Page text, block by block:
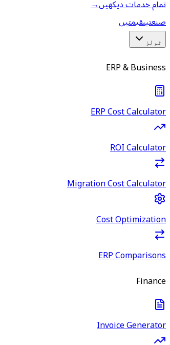
تمام خدمات دیکھیں→
صنعتیںقیمتیں
ٹولز
ERP & Business
ERP Cost Calculator
ROI Calculator
Migration Cost Calculator
Cost Optimization
ERP Comparisons
Finance
Invoice Generator